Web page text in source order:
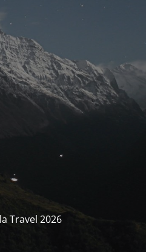
Travel 2026